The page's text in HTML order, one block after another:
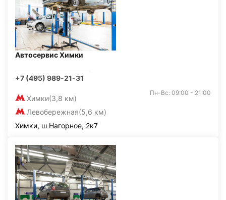
Автосервис Химки
+7 (495) 989-21-31
Химки(3,8 км)
Левобережная(5,6 км)
Пн-Вс: 09:00 - 21:00
Химки, ш Нагорное, 2к7